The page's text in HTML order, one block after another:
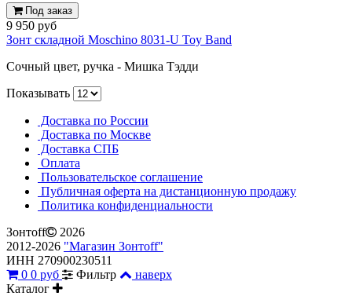
Под заказ
9 950 руб
Зонт складной Moschino 8031-U Toy Band
Сочный цвет, ручка - Мишка Тэдди
Показывать
Доставка по России
Доставка по Москве
Доставка СПБ
Оплата
Пользовательское соглашение
Публичная оферта на дистанционную продажу
Политика конфиденциальности
Зонтoff
2026
2012-2026 "Магазин Зонтoff"
ИНН 270900230511
0 0 руб Фильтр
наверх
Каталог